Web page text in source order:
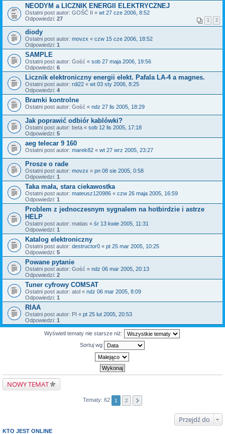
NEODYM a LICZNIK ENERGII ELEKTRYCZNEJ
Ostatni post autor: GOŚĆ II « wt 27 cze 2006, 8:52
Odpowiedzi: 27 1 2
diody
Ostatni post autor: movzx « czw 15 cze 2006, 18:52
Odpowiedzi: 1
SAMPLE
Ostatni post autor: Gość « sob 27 maja 2006, 19:56
Odpowiedzi: 6
Licznik elektroniczny energii elekt. Pafala LA-4 a magnes.
Ostatni post autor: rdi22 « wt 03 sty 2006, 8:25
Odpowiedzi: 4
Bramki kontrolne
Ostatni post autor: Gość « ndz 27 lis 2005, 18:29
Jak poprawić odbiór kablówki?
Ostatni post autor: beta « sob 12 lis 2005, 17:18
Odpowiedzi: 5
aeg telecar 9 160
Ostatni post autor: marek82 « wt 27 wrz 2005, 23:27
Prosze o rade
Ostatni post autor: movzx « pn 08 sie 2005, 0:58
Odpowiedzi: 1
Taka mała, stara ciekawostka
Ostatni post autor: mateusz120986 « czw 26 maja 2005, 16:59
Odpowiedzi: 1
Problem z jednoczesnym sygnalem na hotbirdzie i astrze
HELP
Ostatni post autor: matias « śr 13 kwie 2005, 11:31
Odpowiedzi: 1
Katalog elektroniczny
Ostatni post autor: destructor0 « pt 25 mar 2005, 10:25
Odpowiedzi: 5
Powane pytanie
Ostatni post autor: Gość « ndz 06 mar 2005, 20:13
Odpowiedzi: 2
Tuner cyfrowy COMSAT
Ostatni post autor: atol « ndz 06 mar 2005, 8:09
Odpowiedzi: 1
RIAA
Ostatni post autor: PI « pt 25 lut 2005, 20:53
Odpowiedzi: 1
Wyświetl tematy nie starsze niż:
Sortuj wg
NOWY TEMAT
Tematy: 62 1 2
Przejdź do
KTO JEST ONLINE